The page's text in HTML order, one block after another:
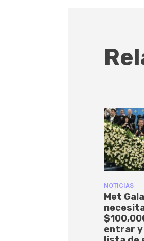
NOTICIAS
Met
entrar y